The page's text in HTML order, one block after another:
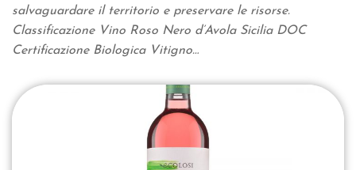
salvaguardare il territorio e preservare le risorse.
Classificazione Vino Roso Nero d’Avola Sicilia DOC
Certificazione Biologica Vitigno…